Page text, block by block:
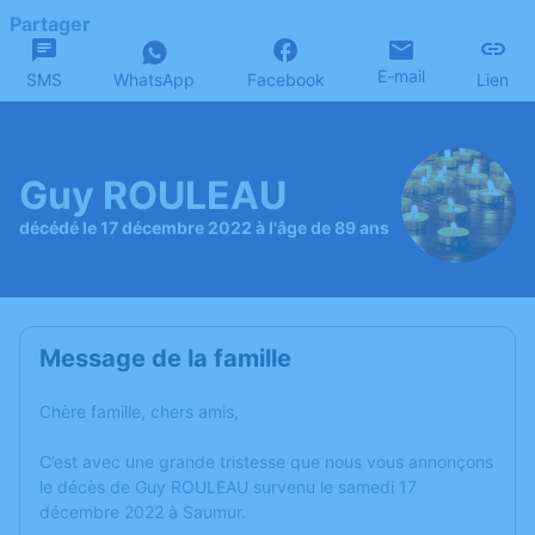
Partager
SMS WhatsApp Facebook E-mail Lien
Guy ROULEAU
décédé le 17 décembre 2022 à l'âge de 89 ans
Message de la famille
Chère famille, chers amis,
C’est avec une grande tristesse que nous vous annonçons
le décès de Guy ROULEAU survenu le samedi 17
décembre 2022 à Saumur.